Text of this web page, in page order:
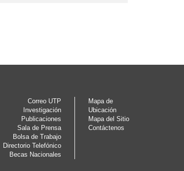
Correo UTP
Investigación
Publicaciones
Sala de Prensa
Bolsa de Trabajo
Directorio Telefónico
Becas Nacionales
Mapa de
Ubicación
Mapa del Sitio
Contáctenos